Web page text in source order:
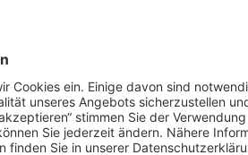
Bedarf für
abhängig von